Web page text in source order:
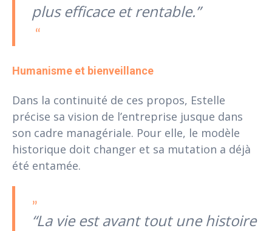
plus efficace et rentable.”
Humanisme et bienveillance
Dans la continuité de ces propos, Estelle
précise sa vision de l’entreprise jusque dans
son cadre managériale. Pour elle, le modèle
historique doit changer et sa mutation a déjà
été entamée.
“La vie est avant tout une histoire